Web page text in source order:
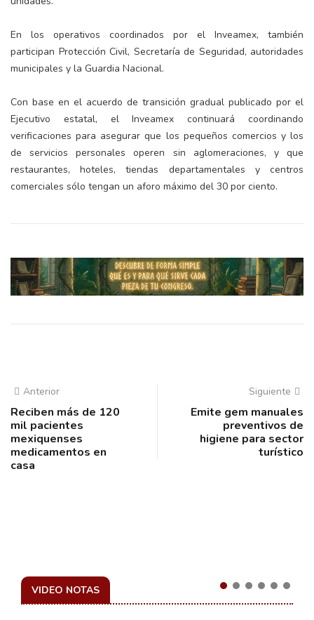
En los operativos coordinados por el Inveamex, también
participan Protección Civil, Secretaría de Seguridad, autoridades
municipales y la Guardia Nacional.
Con base en el acuerdo de transición gradual publicado por el
Ejecutivo estatal, el Inveamex continuará coordinando
verificaciones para asegurar que los pequeños comercios y los
de servicios personales operen sin aglomeraciones, y que
restaurantes, hoteles, tiendas departamentales y centros
comerciales sólo tengan un aforo máximo del 30 por ciento.
Anterior
Reciben más de 120
mil pacientes
mexiquenses
medicamentos en
casa
Siguiente
Emite gem manuales
preventivos de
higiene para sector
turístico
VIDEO NOTAS